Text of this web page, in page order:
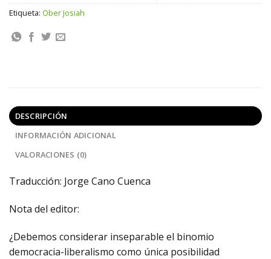
Etiqueta: Ober Josiah
DESCRIPCIÓN
INFORMACIÓN ADICIONAL
VALORACIONES (0)
Traducción: Jorge Cano Cuenca
Nota del editor:
¿Debemos considerar inseparable el binomio
democracia-liberalismo como única posibilidad